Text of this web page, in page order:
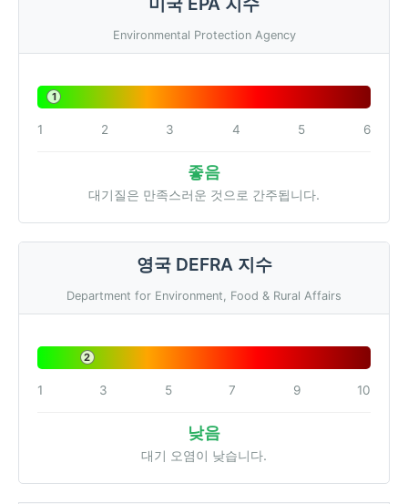
Environmental Protection Agency
1
1 2 3 4 5 6
좋음
대기질은 만족스러운 것으로 간주됩니다.
영국 DEFRA 지수
Department for Environment, Food & Rural Affairs
2
1 3 5 7 9 10
낮음
대기 오염이 낮습니다.